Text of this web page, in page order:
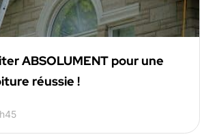
ABSOLUMENT pour une
réussie !